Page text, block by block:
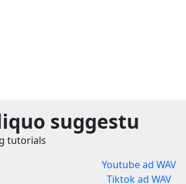
suggestu
tutorials
Youtube ad WAV
Tiktok ad WAV